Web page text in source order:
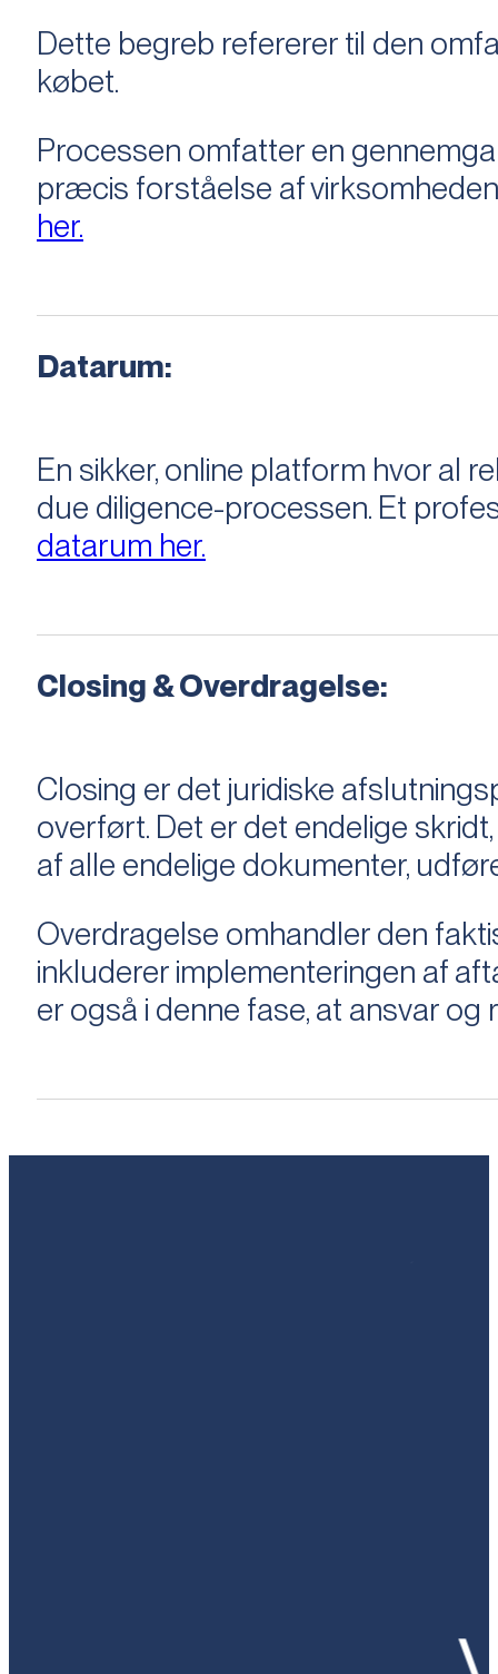
Dette begreb refererer til den
købet.
Processen omfatter en
præcis forståelse af
her.
Datarum:
En sikker, online platform hvor al
due diligence-processen. Et
datarum her.
Closing & Overdragelse:
Closing er det juridiske
overført. Det er det endelige
af alle endelige dokumenter,
Overdragelse omhandler den
inkluderer implementeringen af
er også i denne fase, at ansvar